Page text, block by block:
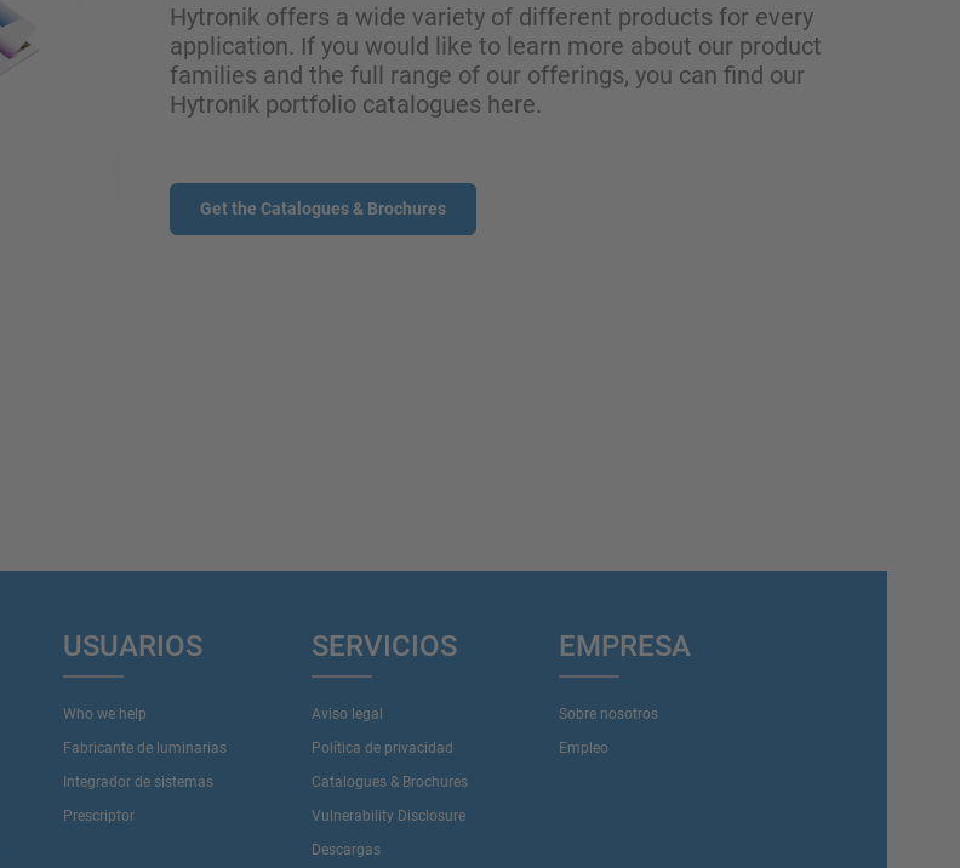
Hytronik offers a wide variety of different products for every
application. If you would like to learn more about our product
families and the full range of our offerings, you can find our
Hytronik portfolio catalogues here.
Get the Catalogues & Brochures
USUARIOS
Who we help
Fabricante de luminarias
Integrador de sistemas
Prescriptor
SERVICIOS
Aviso legal
Política de privacidad
Catalogues & Brochures
Vulnerability Disclosure
Descargas
EMPRESA
Sobre nosotros
Empleo